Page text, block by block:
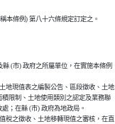
(市) 政府之所屬單位，在實施本條例
地現值表之編製公告、區段徵收、土地
積限制、土地使用類別之認定及業務聯
；在縣 (市) 政府為地政局。
稅之徵收、土地移轉現值之審核，在直